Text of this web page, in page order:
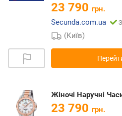
23 790 грн.
Secunda.com.ua
(Київ)
Жіночі Наручні
23 790 грн.